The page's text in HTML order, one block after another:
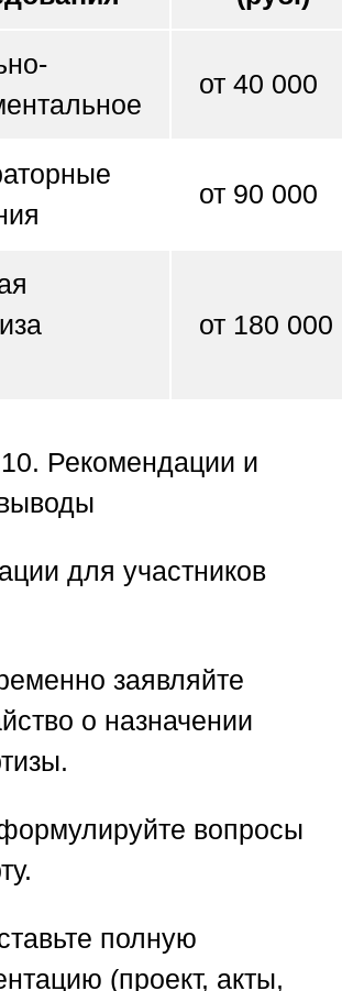
от 40 000
от 90 000
от 180 000
Рекомендации и
для участников
заявляйте
о назначении
вопросы
полную
(проект, акты,